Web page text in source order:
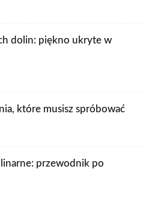
dolin: piękno ukryte w
które musisz spróbować
przewodnik po